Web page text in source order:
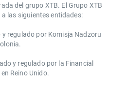
del grupo XTB. El Grupo XTB
las siguientes entidades:
regulado por Komisja Nadzoru
y regulado por la ​Financial
​​Reino Unido.